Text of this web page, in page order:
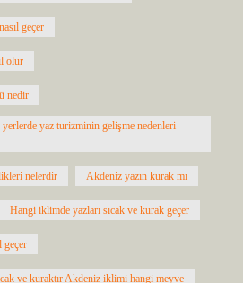
geçer
olur
nedir
yaz turizminin gelişme nedenleri
nelerdir Akdeniz yazın kurak mı
Hangi iklimde yazları sıcak ve kurak geçer
geçer
ve kuraktır Akdeniz iklimi hangi meyve